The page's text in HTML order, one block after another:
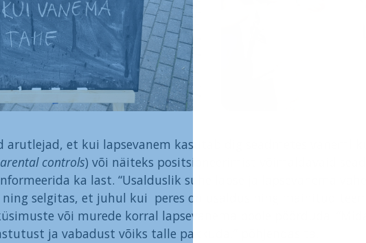
arutlejad, et kui lapsevanem kasutab digiseadmetes
controls) või näiteks positsioneerimist võimaldavaid
ka last. “Usalduslik suhe lapse ja lapsevanema vahel
ning selgitas, et juhul kui peres on usaldus ning mainitud
või murede korral lapsevanema poole pöörduda.
ja vabadust võiks talle pakkuda,” põhjendas ta.